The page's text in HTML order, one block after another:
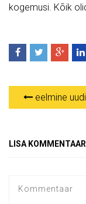
kogemusi. Kõik
eelmine
LISA KOMMENTAAR